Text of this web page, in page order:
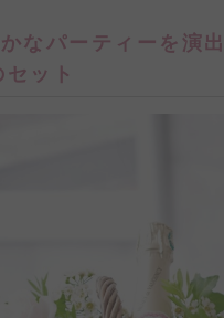
なパーティーを演
ット